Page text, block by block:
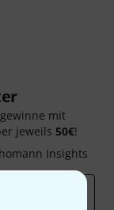
mit
jeweils 50€!
Insights